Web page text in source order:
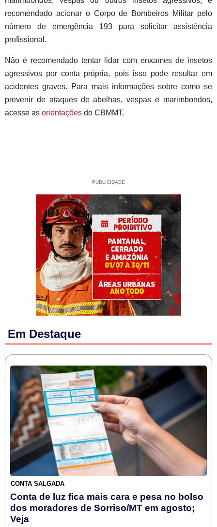
recomendado acionar o Corpo de Bombeiros Militar pelo
número de emergência 193 para solicitar assistência
profissional.
Não é recomendado tentar lidar com enxames de insetos
agressivos por conta própria, pois isso pode resultar em
acidentes graves. Para mais informações sobre como se
prevenir de ataques de abelhas, vespas e marimbondos,
acesse as orientações do CBMMT.
PUBLICIDADE
Em Destaque
CONTA SALGADA
Conta de luz fica mais cara e pesa no bolso
dos moradores de Sorriso/MT em agosto;
Veja